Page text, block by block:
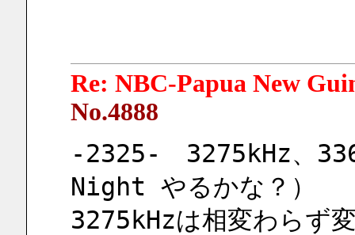
Re: NBC-Papua New
No.4888
-2325-　3275kHz、
Night やるかな？）
3275kHzは相変わらず